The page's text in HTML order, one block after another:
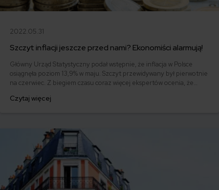
2022.05.31
Szczyt inflacji jeszcze przed nami? Ekonomiści alarmują!
Główny Urząd Statystyczny podał wstępnie, że inflacja w Polsce
osiągnęła poziom 13,9% w maju. Szczyt przewidywany był pierwotnie
na czerwiec. Z biegiem czasu coraz więcej ekspertów ocenia, że
Punkta sprawadza!
Czytaj więcej